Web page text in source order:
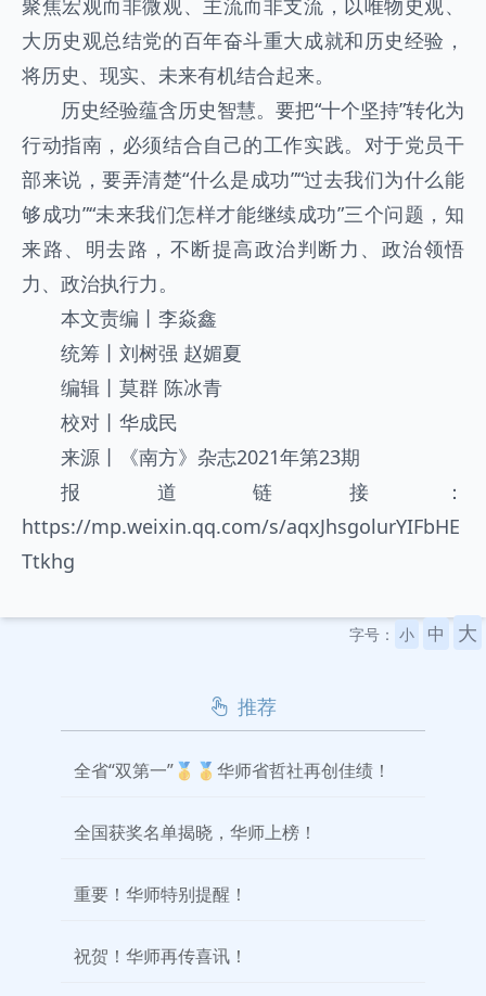
聚焦宏观而非微观、主流而非支流，以唯物史观、
大历史观总结党的百年奋斗重大成就和历史经验，
将历史、现实、未来有机结合起来。
历史经验蕴含历史智慧。要把“十个坚持”转化为
行动指南，必须结合自己的工作实践。对于党员干
部来说，要弄清楚“什么是成功”“过去我们为什么能
够成功”“未来我们怎样才能继续成功”三个问题，知
来路、明去路，不断提高政治判断力、政治领悟
力、政治执行力。
本文责编丨李焱鑫
统筹丨刘树强 赵媚夏
编辑丨莫群 陈冰青
校对丨华成民
来源丨《南方》杂志2021年第23期
报道链接：
https://mp.weixin.qq.com/s/aqxJhsgolurYIFbHE
Ttkhg
字号： 小 中 大
推荐
全省“双第一”🥇🥇华师省哲社再创佳绩！
全国获奖名单揭晓，华师上榜！
重要！华师特别提醒！
祝贺！华师再传喜讯！